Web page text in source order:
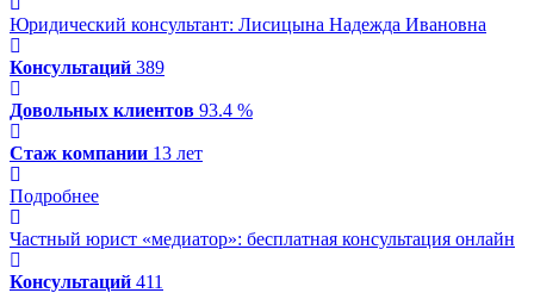
Юридический консультант: Лисицына Надежда Ивановна
Консультаций 389
Довольных клиентов 93.4 %
Стаж компании 13 лет
Подробнее
Частный юрист «медиатор»: бесплатная консультация онлайн
Консультаций 411